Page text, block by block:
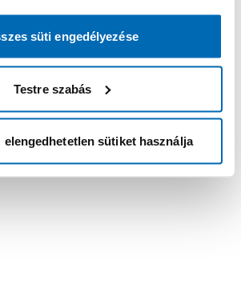
süti engedélyezése
Testre szabás
elengedhetetlen sütiket használja